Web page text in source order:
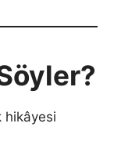
hikâyesi